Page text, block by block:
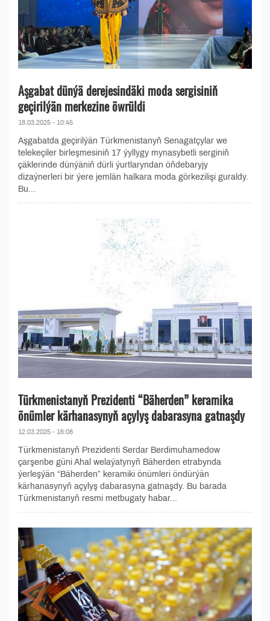
Aşgabat dünýä derejesindäki moda sergisiniň
geçirilýän merkezine öwrüldi
18.03.2025 - 10:45
Aşgabatda geçirilýän Türkmenistanyň Senagatçylar we
telekeçiler birleşmesiniň 17 ýyllygy mynasybetli serginiň
çäklerinde dünýäniň dürli ýurtlaryndan öňdebaryjy
dizaýnerleri bir ýere jemlän halkara moda görkezilişi guraldy.
Bu...
Türkmenistanyň Prezidenti “Bäherden” keramika
önümler kärhanasynyň açylyş dabarasyna gatnaşdy
12.03.2025 - 16:08
Türkmenistanyň Prezidenti Serdar Berdimuhamedow
çarşenbe güni Ahal welaýatynyň Bäherden etrabynda
ýerleşýän “Bäherden” keramiki önümleri öndürýän
kärhanasynyň açylyş dabarasyna gatnaşdy. Bu barada
Türkmenistanyň resmi metbugaty habar...